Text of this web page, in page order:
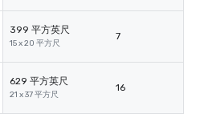
399 平方英尺
15 x 20 平方尺
7
629 平方英尺
21 x 37 平方尺
16